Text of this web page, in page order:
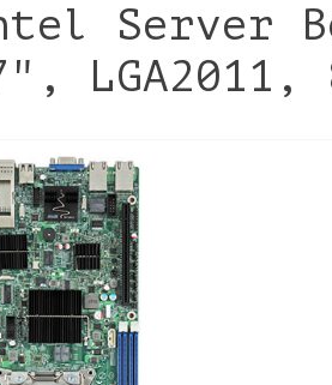
Server
LGA2011,